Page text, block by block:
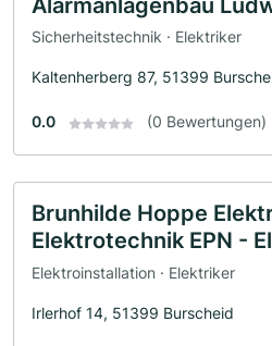
Sicherheitstechnik · Elektriker
Kaltenherberg 87, 51399
0.0 (0 Bewertungen)
Brunhilde Hoppe
Elektrotechnik EPN -
Elektroinstallation · Elektriker
Irlerhof 14, 51399 Burscheid